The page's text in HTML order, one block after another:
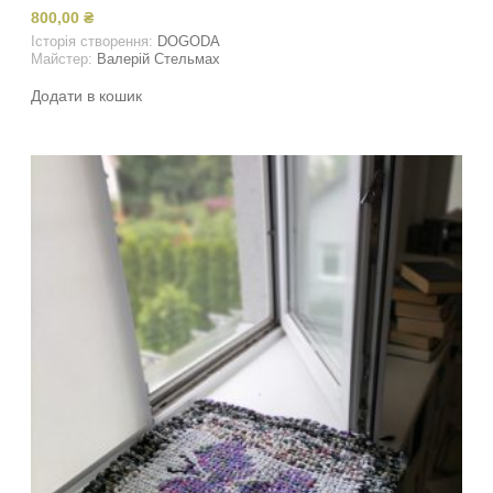
800,00₴
Історія створення: DOGODA
Майстер: Валерій Стельмах
Додати в кошик